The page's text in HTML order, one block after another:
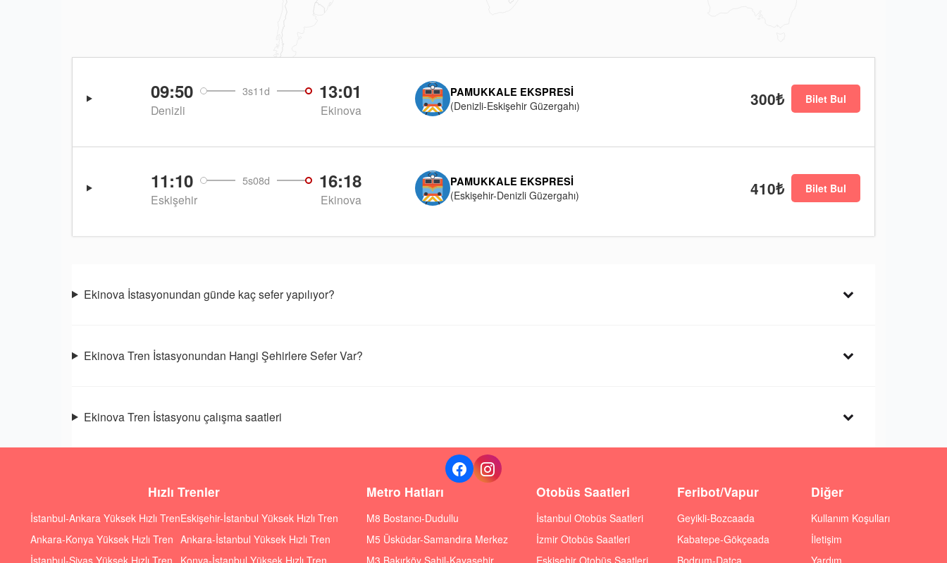
09:50 3s11d 13:01
Denizli Ekinova
PAMUKKALE EKSPRESI
(Denizli-Eskişehir Güzergahı)
300₺ Bilet Bul
11:10 5s08d 16:18
Eskişehir Ekinova
PAMUKKALE EKSPRESI
(Eskişehir-Denizli Güzergahı)
410₺ Bilet Bul
Ekinova İstasyonundan günde kaç sefer yapılıyor?
Ekinova Tren İstasyonundan Hangi Şehirlere Sefer Var?
Ekinova Tren İstasyonu çalışma saatleri
Hızlı Trenler
İstanbul-Ankara Yüksek Hızlı Tren
Ankara-Konya Yüksek Hızlı Tren
İstanbul-Sivas Yüksek Hızlı Tren
Eskişehir-İstanbul Yüksek Hızlı Tren
Ankara-İstanbul Yüksek Hızlı Tren
Konya-İstanbul Yüksek Hızlı Tren
Metro Hatları
M8 Bostancı-Dudullu
M5 Üsküdar-Samandıra Merkez
M3 Bakırköy Sahil-Kayaşehir
Otobüs Saatleri
İstanbul Otobüs Saatleri
İzmir Otobüs Saatleri
Eskişehir Otobüs Saatleri
Feribot/Vapur
Geyikli-Bozcaada
Kabatepe-Gökçeada
Bodrum-Datça
Diğer
Kullanım Koşulları
İletişim
Yardım